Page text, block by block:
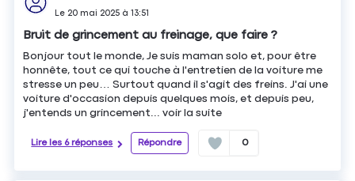
Le 20 mai 2025 à13:51
Bruit de grincement au freinage, que faire ?
Bonjour tout le monde, Je suis maman solo et, pour être
honnête, tout ce qui touche à l'entretien de la voiture me
stresse un peu… Surtout quand il s'agit des freins. J'ai une
voiture d'occasion depuis quelques mois, et depuis peu,
j'entends un grincement...voir la suite
Lire les 6 réponses Répondre 0